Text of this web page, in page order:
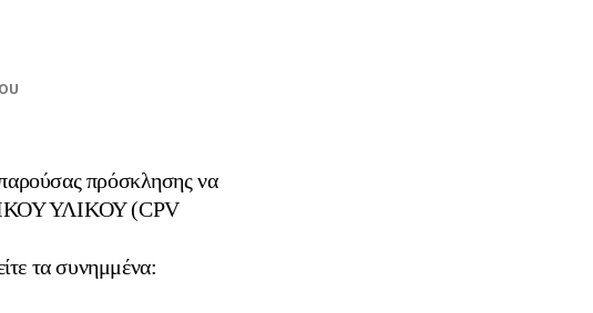
παρούσας πρόσκλησης να
ΥΛΙΚΟΥ (CPV
τα συνημμένα: